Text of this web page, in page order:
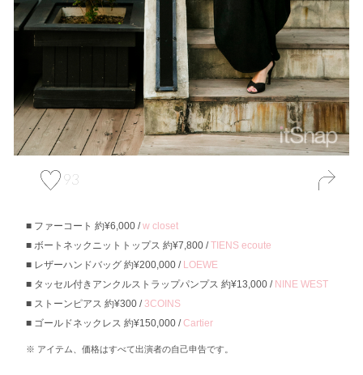
93
ファーコート 約¥6,000 /w closet
ボートネックニットトップス 約¥7,800 /TIENS ecoute
レザーハンドバッグ 約¥200,000 / LOEWE
タッセル付きアンクルストラップパンプス 約¥13,000 / NINE WEST
ストーンピアス 約¥300 / 3COINS
ゴールドネックレス 約¥150,000 /Cartier
アイテム、価格はすべて出演者の自己申告です。